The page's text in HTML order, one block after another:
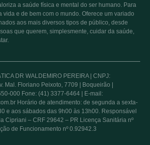
a saúde física e mental do ser humano. Para
vida e de bem com o mundo. Oferece um variado
aos mais diversos tipos de público, desde
que querem, simplesmente, cuidar da saúde,
DR WALDEMIRO PEREIRA | CNPJ:
Mal. Floriano Peixoto, 7709 | Boqueirão |
000 Fone: (41) 3377-6464 | E-mail:
Horário de atendimento: de segunda a sexta-
e aos sábados das 9h00 às 13h00. Responsável
Cipriani – CRF 29642 – PR Licença Sanitária nº
de Funcionamento nº 0.92942.3